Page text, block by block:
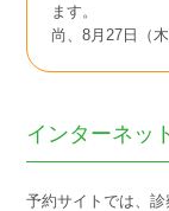
ます。
尚、8月27日（
インターネッ
予約サイトでは、